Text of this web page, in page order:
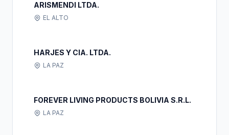
ARISMENDI LTDA.
EL ALTO
HARJES Y CIA. LTDA.
LA PAZ
FOREVER LIVING PRODUCTS BOLIVIA S.R.L.
LA PAZ